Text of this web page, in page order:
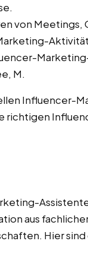
von Meetings,
M.
Influencer-
richtigen
aus
Hier